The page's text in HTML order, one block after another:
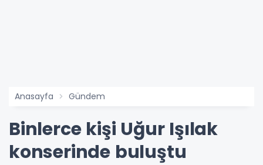
Anasayfa Gündem
Binlerce kişi Uğur Işılak
konserinde buluştu